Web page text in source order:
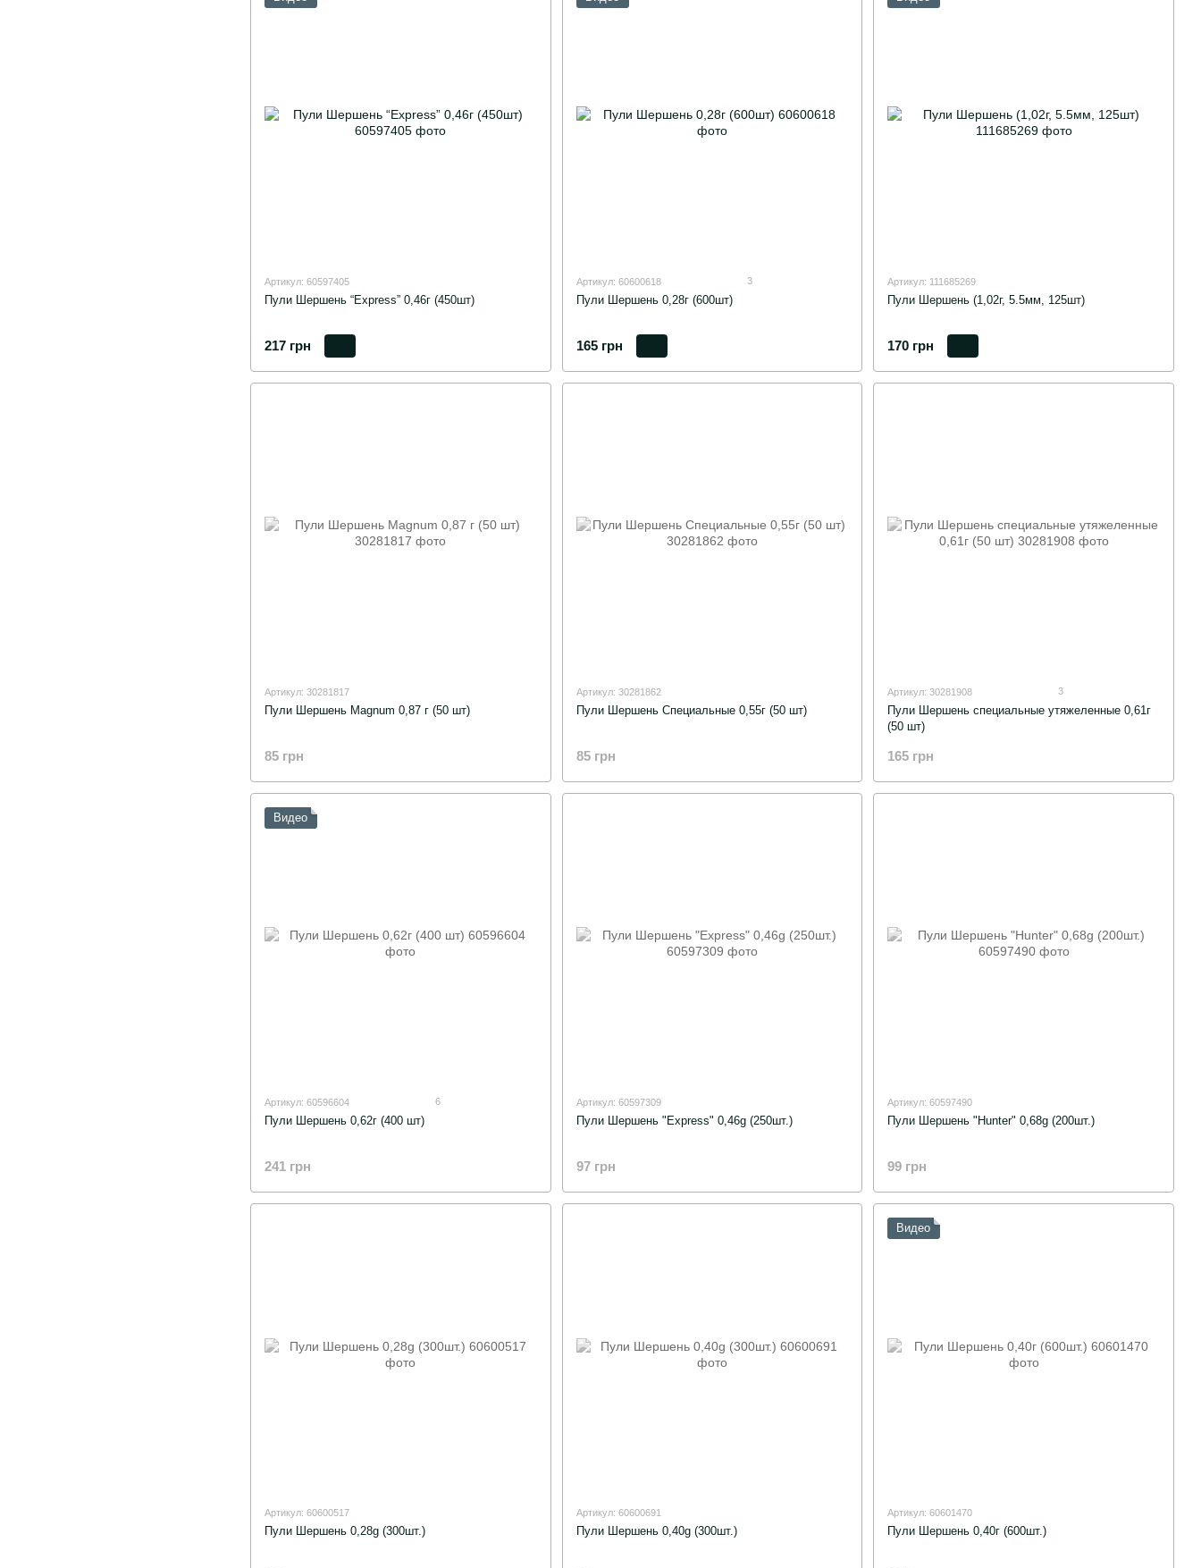
Артикул: 60597405
Пули Шершень “Express” 0,46г (450шт)
217 грн
Артикул: 60600618 3
Пули Шершень 0,28г (600шт)
165 грн
Артикул: 111685269
Пули Шершень (1,02г, 5.5мм, 125шт)
170 грн
Артикул: 30281817
Пули Шершень Magnum 0,87 г (50 шт)
85 грн
Артикул: 30281862
Пули Шершень Специальные 0,55г (50 шт)
85 грн
Артикул: 30281908 3
Пули Шершень специальные утяжеленные 0,61г
(50 шт)
165 грн
Видео
Артикул: 60596604 6
Пули Шершень 0,62г (400 шт)
241 грн
Артикул: 60597309
Пули Шершень "Express" 0,46g (250шт.)
97 грн
Артикул: 60597490
Пули Шершень "Hunter" 0,68g (200шт.)
99 грн
Артикул: 60600517
Пули Шершень 0,28g (300шт.)
Артикул: 60600691
Пули Шершень 0,40g (300шт.)
Видео
Артикул: 60601470
Пули Шершень 0,40г (600шт.)